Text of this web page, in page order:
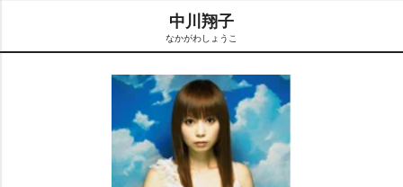
中川翔子
なかがわしょうこ